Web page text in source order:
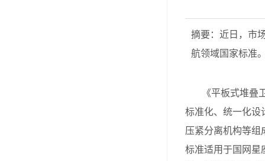
摘要：近日，市
航领域国家标准
《平板式堆
标准化、统一化设
压紧分离机构等
标准适用于国网星